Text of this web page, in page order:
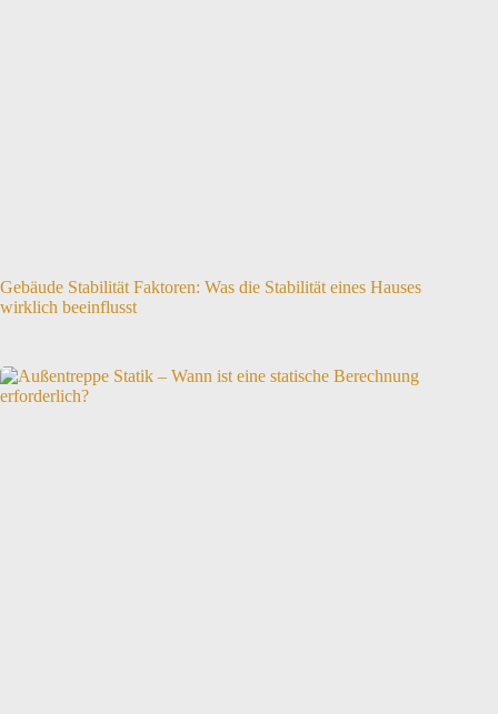
Gebäude Stabilität Faktoren: Was die Stabilität eines Hauses
wirklich beeinflusst